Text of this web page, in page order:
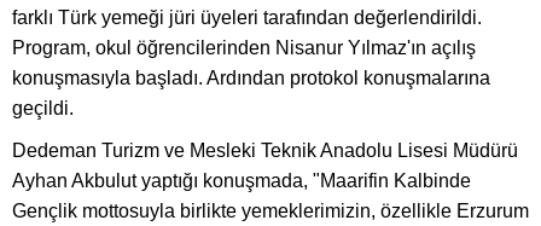
farklı Türk yemeği jüri üyeleri tarafından değerlendirildi.
Program, okul öğrencilerinden Nisanur Yılmaz'ın açılış
konuşmasıyla başladı. Ardından protokol konuşmalarına
geçildi.
Dedeman Turizm ve Mesleki Teknik Anadolu Lisesi Müdürü
Ayhan Akbulut yaptığı konuşmada, "Maarifin Kalbinde
Gençlik mottosuyla birlikte yemeklerimizin, özellikle Erzurum